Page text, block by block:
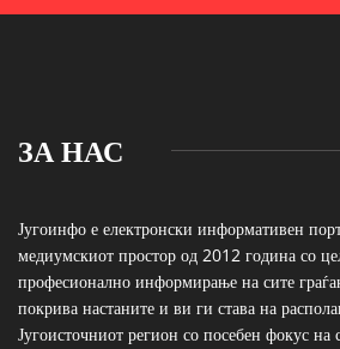
ЗА НАС
Југоинфо е електронски информативен
медиумскиот простор од 2012 година со
професионално информирање на сите
покрива настаните и ви ги става на
Југоисточниот регион со посебен фокус